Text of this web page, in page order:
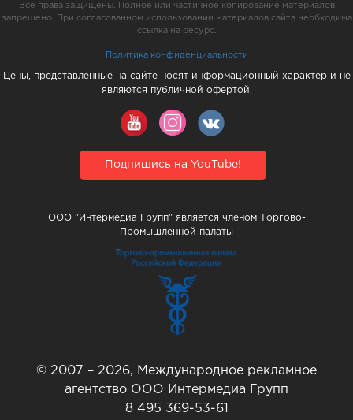
Все права защищены. Полное или частичное копирование материалов
запрещено. При согласованном использовании материалов сайта необходима
ссылка на ресурс.
Политика конфиденциальности
Цены, представленные на сайте носят информационный характер и не
являются публичной офертой.
Подпишись на YouTube!
ООО "Интермедиа Групп" является членом Торгово-
Промышленной палаты
© 2007 – 2026, Международное рекламное
агентство ООО Интермедиа Групп
8 495 369-53-61